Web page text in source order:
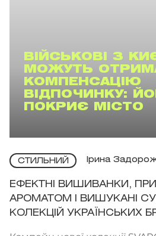
ВІЙСЬКОВІ З
МОЖУТЬ
КОМПЕНСАЦІЮ
ВІДПОЧИНКУ:
ПОКРИЄ МІСТО
СТИЛЬНИЙ Ірина
ЕФЕКТНІ ВИШИВАНКИ,
АРОМАТОМ І ВИШУКАНІ
КОЛЕКЦІЙ УКРАЇНСЬКИХ